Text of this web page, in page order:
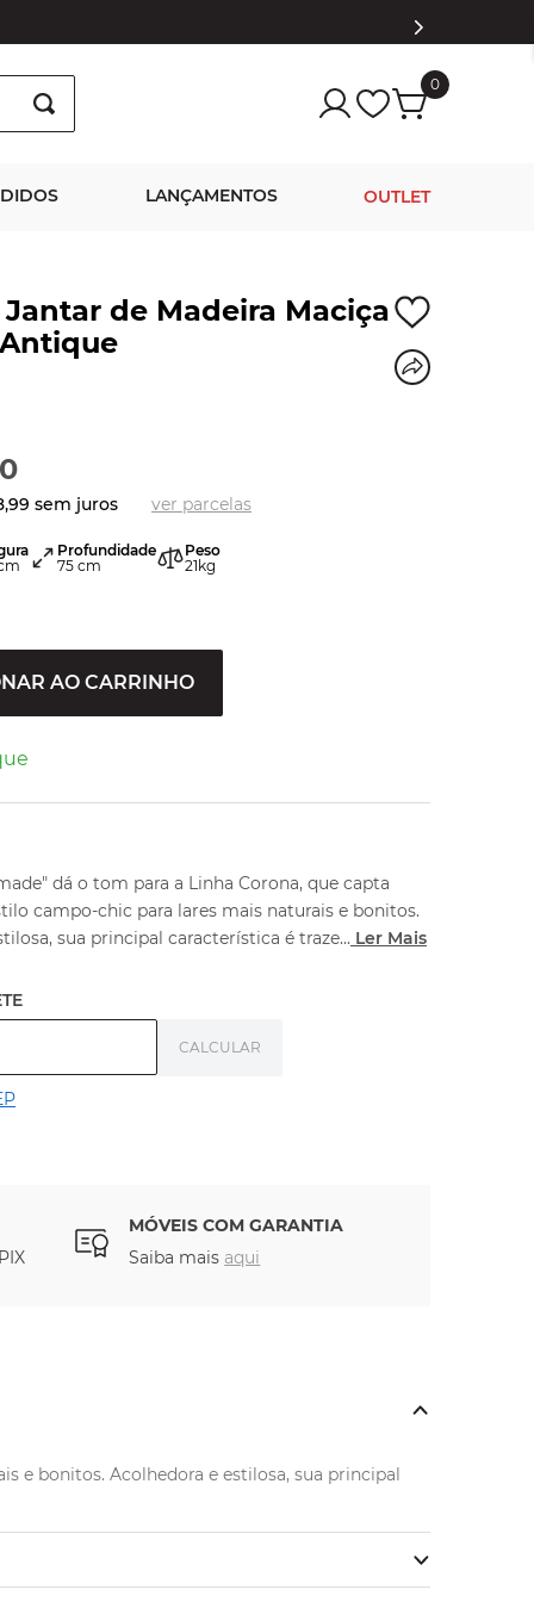
0
LANÇAMENTOS OUTLET
de Madeira Maciça
,99 sem juros ver parcelas
Profundidade
75 cm
Peso
21 kg
AO CARRINHO
dá o tom para a Linha Corona, que capta
campo-chic para lares mais naturais e bonitos.
sua principal característica é traze... Ler Mais
MÓVEIS COM GARANTIA
Saiba mais aqui
e bonitos. Acolhedora e estilosa, sua principal